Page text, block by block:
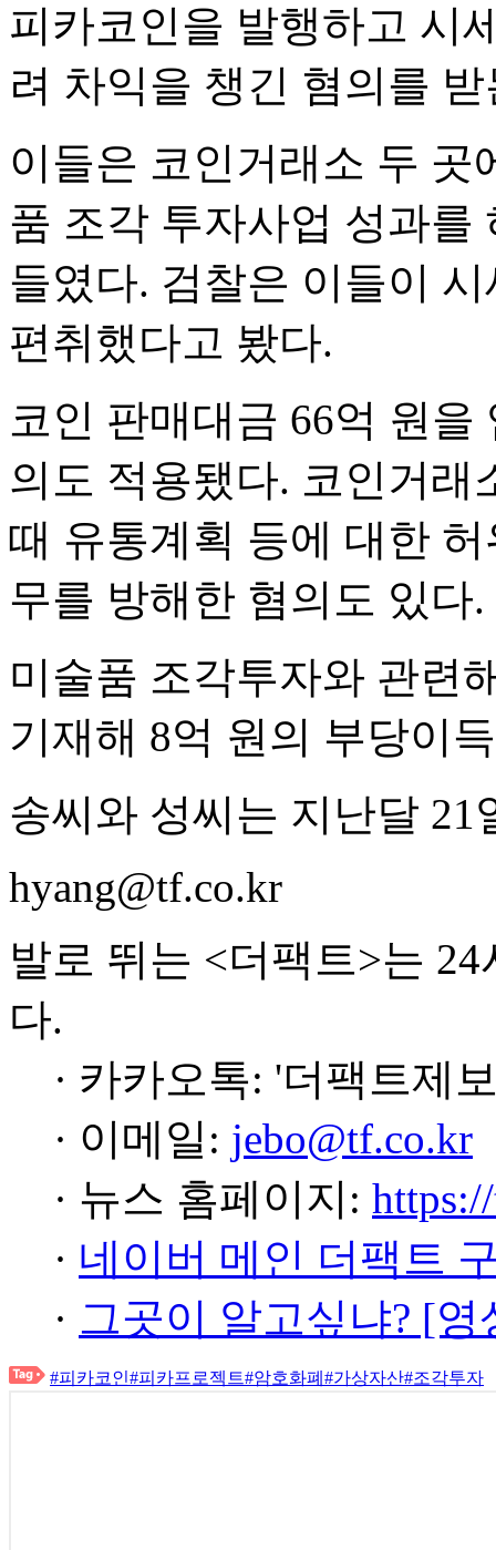
피카코인을 발행하고 시
려 차익을 챙긴 혐의를
이들은 코인거래소 두 곳
품 조각 투자사업 성과를
들였다. 검찰은 이들이
편취했다고 봤다.
코인 판매대금 66억 원
의도 적용됐다. 코인거래
때 유통계획 등에 대한
무를 방해한 혐의도 있다.
미술품 조각투자와 관련
기재해 8억 원의 부당이
송씨와 성씨는 지난달 21
hyang@tf.co.kr
발로 뛰는 <더팩트>는
다.
· 카카오톡: '더팩트제
· 이메일: jebo@tf.co.kr
· 뉴스 홈페이지:
· 네이버 메인 더팩트
· 그곳이 알고싶냐? [
#피카코인#피카프로젝트#암호화폐 #가상자산#조각투자